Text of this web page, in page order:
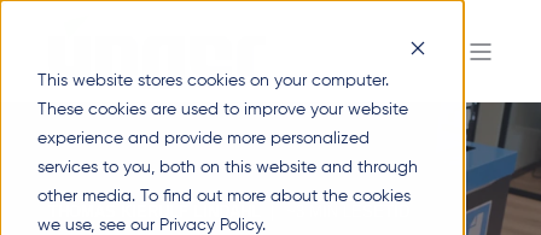
This website stores cookies on your computer.
These cookies are used to improve your website
experience and provide more personalized
services to you, both on this website and through
other media. To find out more about the cookies
we use, see our Privacy Policy.